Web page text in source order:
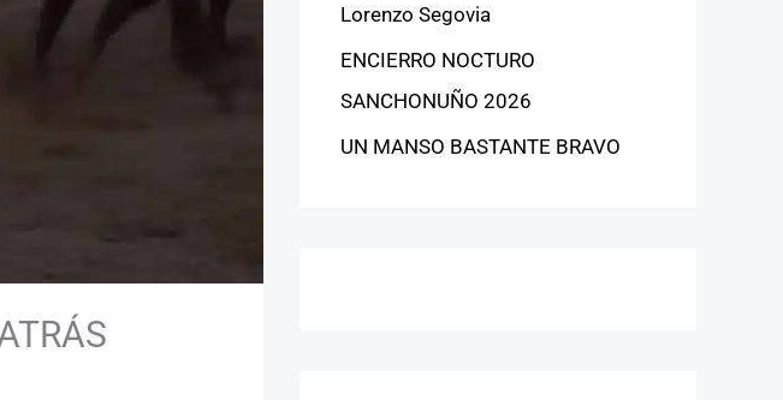
Lorenzo Segovia
ENCIERRO NOCTURO
SANCHONUÑO 2026
UN MANSO BASTANTE BRAVO